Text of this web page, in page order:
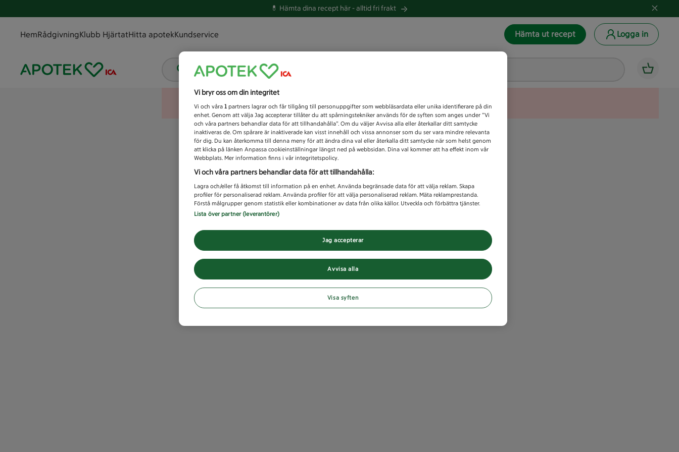
💊 Hämta dina recept här -alltid fri frakt
HemRådgivningKlubb HjärtatHitta apotekKundservice Hämta ut recept Logga in
Vad letar du efter idag?
Unknown error
Vi bryr oss om din integritet
Vi och våra 1 partners lagrar och får tillgång till personuppgifter som webbläsardata eller unika identifierare på din
enhet. Genom att välja Jag accepterar tillåter du att spårningstekniker används för de syften som anges under ”Vi
och våra partners behandlar data för att tillhandahålla”. Om du väljer Avvisa alla eller återkallar ditt samtycke
inaktiveras de. Om spårare är inaktiverade kan visst innehåll och vissa annonser som du ser vara mindre relevanta
för dig. Du kan återkomma till denna meny för att ändra dina val eller återkalla ditt samtycke när som helst genom
att klicka på länken Anpassa cookieinställningar längst ned på webbsidan. Dina val kommer att ha effekt inom vår
Webbplats. Mer information finns i vår integritetspolicy.
Vi och våra partners behandlar data för att tillhandahålla:
Lagra och/eller få åtkomst till information på en enhet. Använda begränsade data för att välja reklam. Skapa
profiler för personaliserad reklam. Använda profiler för att välja personaliserad reklam. Mäta reklamprestanda.
Förstå målgrupper genom statistik eller kombinationer av data från olika källor. Utveckla och förbättra tjänster.
Lista över partner (leverantörer)
Avvisa alla
Jag accepterar
Visa syften